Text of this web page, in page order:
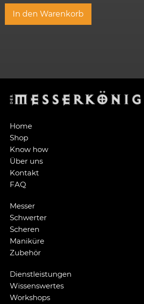
In den Warenkorb
Home
Shop
Know how
Über uns
Kontakt
FAQ
Messer
Schwerter
Scheren
Maniküre
Zubehör
Dienstleistungen
Wissenswertes
Workshops